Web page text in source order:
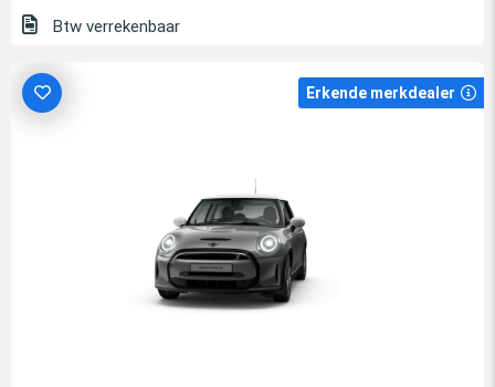
Btw verrekenbaar
Erkende merkdealer